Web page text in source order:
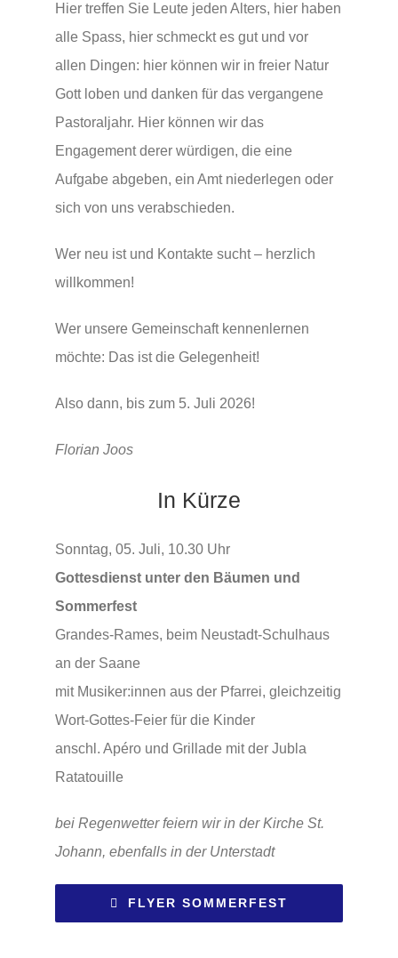
Hier treffen Sie Leute jeden Alters, hier haben
alle Spass, hier schmeckt es gut und vor
allen Dingen: hier können wir in freier Natur
Gott loben und danken für das vergangene
Pastoraljahr. Hier können wir das
Engagement derer würdigen, die eine
Aufgabe abgeben, ein Amt niederlegen oder
sich von uns verabschieden.
Wer neu ist und Kontakte sucht – herzlich
willkommen!
Wer unsere Gemeinschaft kennenlernen
möchte: Das ist die Gelegenheit!
Also dann, bis zum 5. Juli 2026!
Florian Joos
In Kürze
Sonntag, 05. Juli, 10.30 Uhr
Gottesdienst unter den Bäumen und
Sommerfest
Grandes-Rames, beim Neustadt-Schulhaus
an der Saane
mit Musiker:innen aus der Pfarrei, gleichzeitig
Wort-Gottes-Feier für die Kinder
anschl. Apéro und Grillade mit der Jubla
Ratatouille
bei Regenwetter feiern wir in der Kirche St.
Johann, ebenfalls in der Unterstadt
FLYER SOMMERFEST